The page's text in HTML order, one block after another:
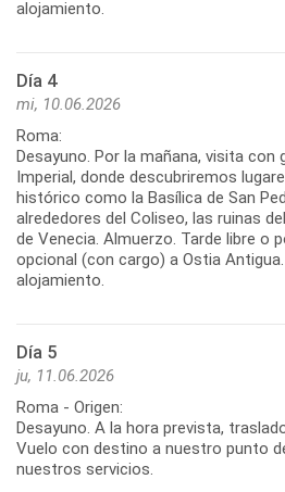
Día 4
mi, 10.06.2026
Roma:
Desayuno. Por la mañana, visita con
Imperial, donde descubriremos
histórico como la Basílica de San
alrededores del Coliseo, las ruinas
de Venecia. Almuerzo. Tarde libre o
opcional (con cargo) a Ostia
Día 5
ju, 11.06.2026
Roma - Origen:
Desayuno. A la hora prevista,
Vuelo con destino a nuestro punto